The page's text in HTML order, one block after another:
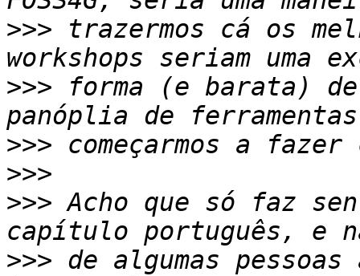
>>> trazermos cá os
>>> forma (e barata)
>>>
>>>
>>> Acho que só faz
>>> de algumas